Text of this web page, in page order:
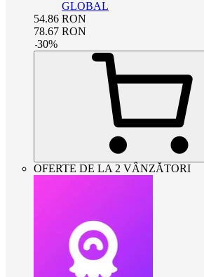
GLOBAL
54.86 RON
78.67 RON
-30%
OFERTE DE LA 2 VÂNZĂTORI